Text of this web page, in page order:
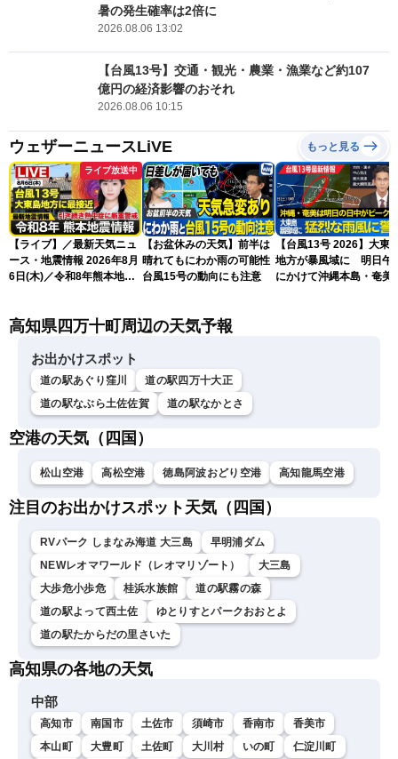
暑の発生確率は2倍に
2026.08.06 13:02
【台風13号】交通・観光・農業・漁業など約107
億円の経済影響のおそれ
2026.08.06 10:15
ウェザーニュースLiVE もっと見る
ライブ放送中
【ライブ】／最新天気ニュ
ース・地震情報 2026年8月
6日(木)／令和8年熊本地震
ースLiVEアフタヌーン・青
【お盆休みの天気】前半は
晴れてもにわか雨の可能性
台風15号の動向にも注意
【台風13号 2026】大東
地方が暴風域に 明日午
にかけて沖縄本島・奄美
高知県四万十町周辺の天気予報
お出かけスポット
道の駅あぐり窪川
道の駅四万十大正
道の駅なぶら土佐佐賀
道の駅なかとさ
空港の天気（四国）
松山空港 高松空港 徳島阿波おどり空港 高知龍馬空港
注目のお出かけスポット天気（四国）
RVパーク しまなみ海道 大三島
早明浦ダム
NEWレオマワールド（レオマリゾート）
大三島
大歩危小歩危
桂浜水族館
道の駅霧の森
道の駅よって西土佐
ゆとりすとパークおおとよ
道の駅たからだの里さいた
高知県の各地の天気
中部
高知市 南国市 土佐市 須崎市 香南市
香美市
本山町
大豊町 土佐町 大川村 いの町 仁淀川町